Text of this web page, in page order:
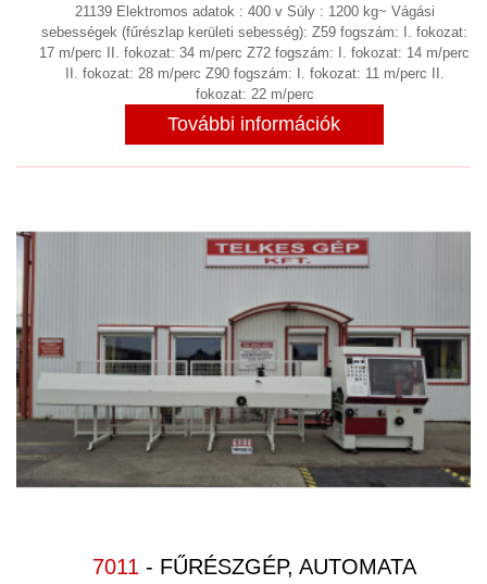
ULTRAHANGOS TISZTITÓ
BERENDEZÉS
ULTRANGOS MÜANYAG HEGESZTŐ
VÁKUUMSZIVATTYÚ,VÁKUUMTECHNIKA
VEGYES
VENTILÁTOROK (11)
VILLANYMOTOR GYÁRTÁS
VILLANYMOTOROK (33)
KAPCSOLAT
RÓLUNK
NYITVA TARTÁS
21139 Elektromos adatok : 400 v Súly : 1200 kg~ Vágási
sebességek (fűrészlap kerületi sebesség): Z59 fogszám: I. fokozat:
17 m/perc II. fokozat: 34 m/perc Z72 fogszám: I. fokozat: 14 m/perc
II. fokozat: 28 m/perc Z90 fogszám: I. fokozat: 11 m/perc II.
fokozat: 22 m/perc
További információk
7011 - FŰRÉSZGÉP, AUTOMATA